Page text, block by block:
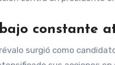
constante
surgió como